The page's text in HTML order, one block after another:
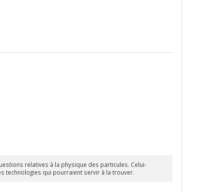
relatives à la physique des particules. Celui-
technologies qui pourraient servir à la trouver.